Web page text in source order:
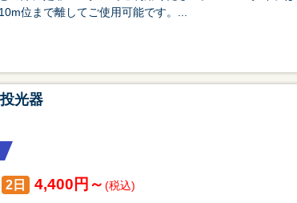
位まで離してご使用可能です。...
光器
2日 4,400円～ (税込)